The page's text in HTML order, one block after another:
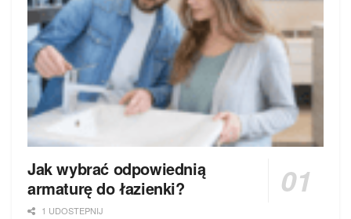
Jak wybrać odpowiednią
armaturę do łazienki?
1 UDOSTEPNIJ